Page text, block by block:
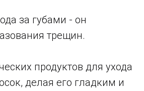
за губами - он
трещин.
продуктов для ухода
делая его гладким и